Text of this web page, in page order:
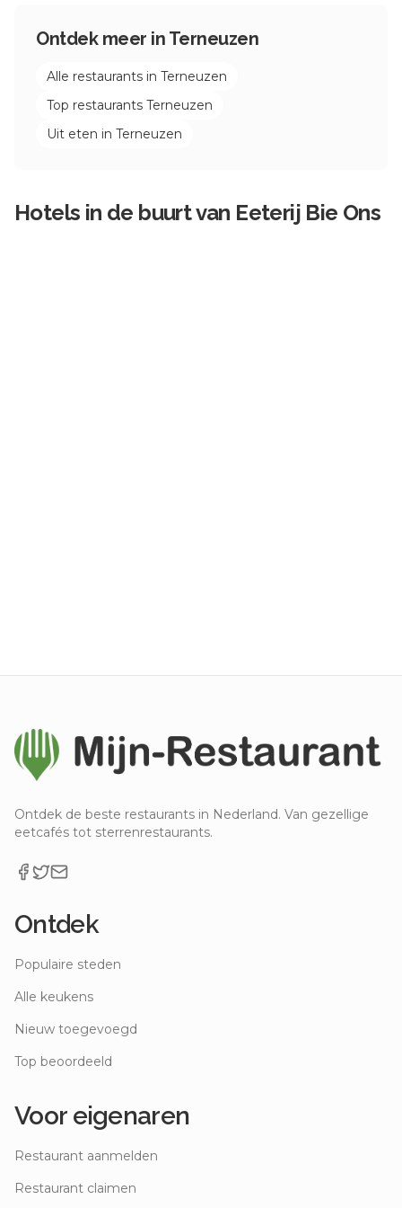
Ontdek meer in Terneuzen
Alle restaurants in Terneuzen
Top restaurants Terneuzen
Uit eten in Terneuzen
Hotels in de buurt van Eeterij Bie Ons
Ontdek de beste restaurants in Nederland. Van gezellige
eetcafés tot sterrenrestaurants.
Ontdek
Populaire steden
Alle keukens
Nieuw toegevoegd
Top beoordeeld
Voor eigenaren
Restaurant aanmelden
Restaurant claimen